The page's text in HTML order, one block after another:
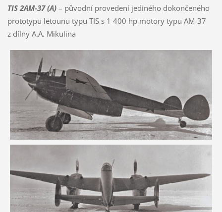
TIS 2AM-37 (A)– původní provedení jediného dokončeného
prototypu letounu typu TIS s 1 400 hp motory typu AM-37
z dílny A.A. Mikulina